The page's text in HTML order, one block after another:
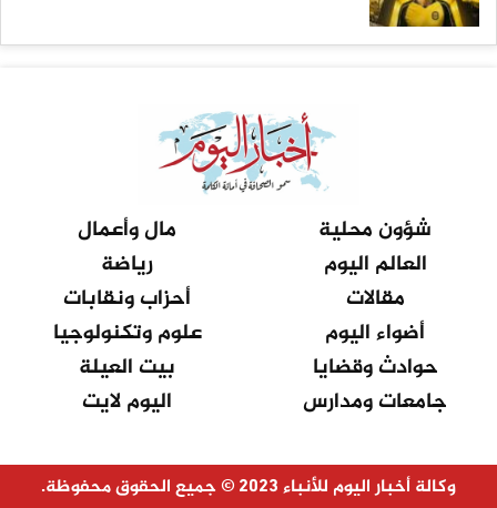
شؤون محلية
مال وأعمال
العالم اليوم
رياضة
مقالات
أحزاب ونقابات
أضواء اليوم
علوم وتكنولوجيا
حوادث وقضايا
بيت العيلة
جامعات ومدارس
اليوم لايت
وكالة أخبار اليوم للأنباء 2023 © جميع الحقوق محفوظة.